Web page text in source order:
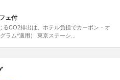
ェ付
CO2排出は、ホテル負担でカーボン・オ
ラム*適用） 東京ステーシ...